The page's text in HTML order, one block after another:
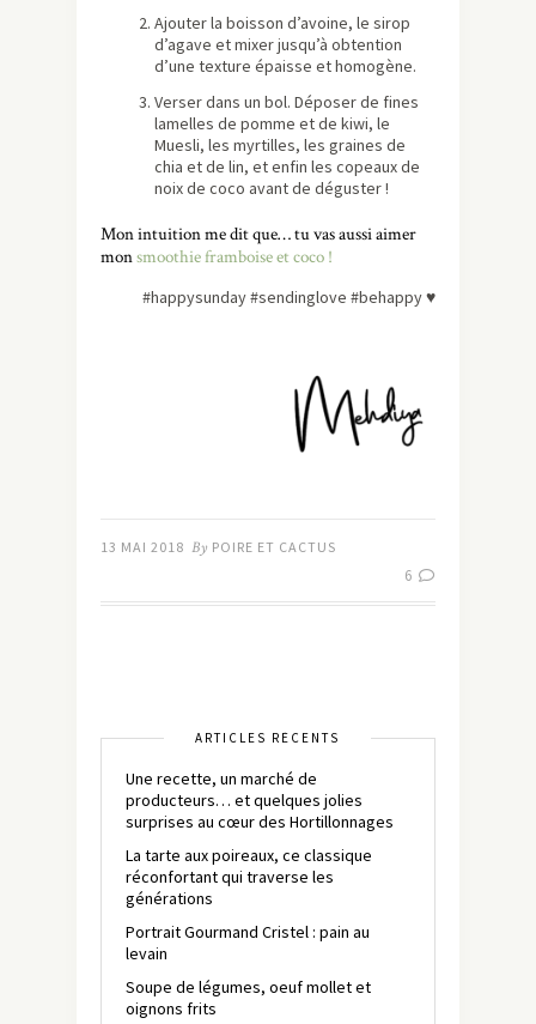
Ajouter la boisson d’avoine, le sirop
d’agave et mixer jusqu’à obtention
d’une texture épaisse et homogène.
Verser dans un bol. Déposer de fines
lamelles de pomme et de kiwi, le
Muesli, les myrtilles, les graines de
chia et de lin, et enfin les copeaux de
noix de coco avant de déguster !
Mon intuition me dit que… tu vas aussi aimer
monsmoothie framboise et coco !
#happysunday #sendinglove #behappy♥
13 MAI 2018 By POIRE ET CACTUS
6
ARTICLES RÉCENTS
Une recette, un marché de
producteurs… et quelques jolies
surprises au cœur des Hortillonnages
La tarte aux poireaux, ce classique
réconfortant qui traverse les
générations
Portrait Gourmand Cristel : pain au
levain
Soupe de légumes, oeuf mollet et
oignons frits